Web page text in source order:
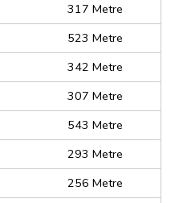
317 Metre
523 Metre
342 Metre
307 Metre
543 Metre
293 Metre
256 Metre